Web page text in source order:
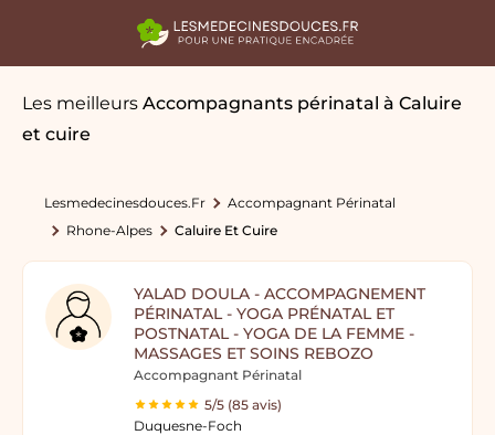
Les meilleurs Accompagnants périnatal à Caluire
et cuire
Lesmedecinesdouces.fr
Accompagnant Périnatal
Rhone-Alpes
Caluire Et Cuire
YALAD DOULA - ACCOMPAGNEMENT
PÉRINATAL - YOGA PRÉNATAL ET
POSTNATAL - YOGA DE LA FEMME -
MASSAGES ET SOINS REBOZO
Accompagnant Périnatal
5/5 (85 avis)
Duquesne-Foch